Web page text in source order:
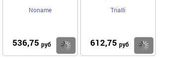
Noname
536,75 руб Купить
Trialli
612,75 руб